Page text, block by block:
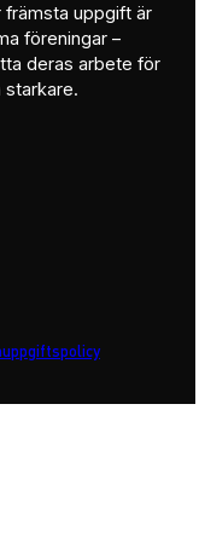
främsta uppgift är
föreningar –
deras arbete för
starkare.